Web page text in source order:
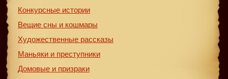
Конкурсные истории
Вещие сны и кошмары
Художественные рассказы
Маньяки и преступники
Домовые и призраки